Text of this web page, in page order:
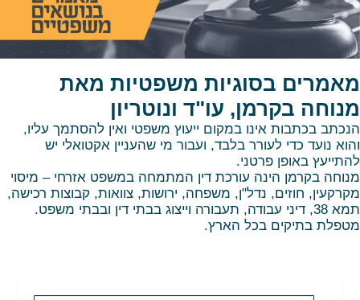
בסוגיות משפטיות מאת
בקרמן, עו"ד ונוטריון
בכתבות אינו במקום ייעוץ משפטי ואין להסתמך עליו,
נועד כדי לעורר בלבד, ועבור מי שהעניין אקטואלי יש
באופן פרטני.
בקרמן הינה עורכת דין המתמחה במשפט אזרחי – מיסוי
חוזים, נדל"ן, משפחה, ירושות, צוואות, קבוצות רכישה,
תמא 38, דיני עבודה, תעבורה וייצוג בבתי דין ובבתי משפט.
בתיקים בכל הארץ.